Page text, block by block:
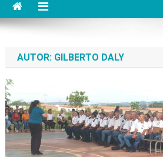
AUTOR: GILBERTO DALY